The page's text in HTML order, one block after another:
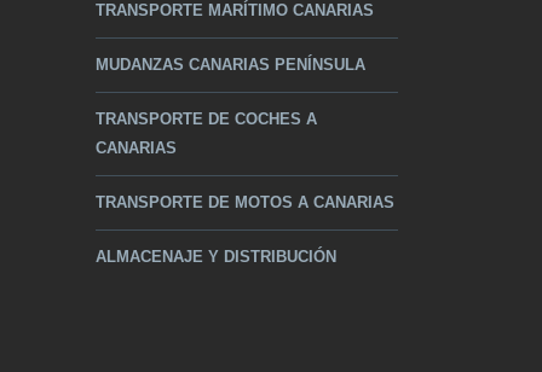
TRANSPORTE MARÍTIMO CANARIAS
MUDANZAS CANARIAS PENÍNSULA
TRANSPORTE DE COCHES A
CANARIAS
TRANSPORTE DE MOTOS A CANARIAS
ALMACENAJE Y DISTRIBUCIÓN